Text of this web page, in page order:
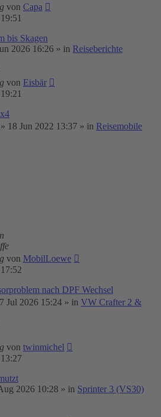
von Capa
bis Skagen
2026 16:26 » in Reiseberichte
von Eisbär
» 18 Jun 2022 13:37 » in Reisemobile
von MobilLoewe
nach DPF Wechsel
Jul 2026 15:24 » in VW Crafter 2 &
von twinmichel
2026 10:28 » in Sprinter 3 (VS30)